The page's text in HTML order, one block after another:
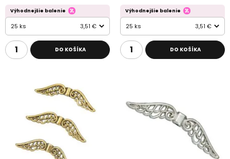
Výhodnejšie balenie
25 ks 3,51 €
DO KOŠÍKA
Výhodnejšie balenie
25 ks 3,51 €
DO KOŠÍKA